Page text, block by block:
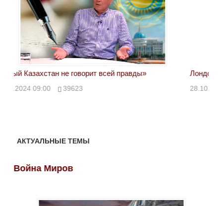
Лондон может предать Вашингтон
28.10.2024 13:30 43112
АКТУАЛЬНЫЕ ТЕМЫ
Война Миров